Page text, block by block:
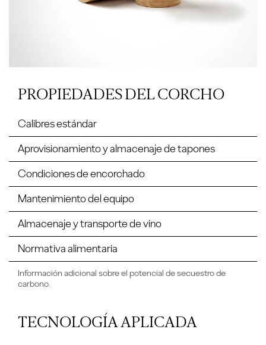
PROPIEDADES DEL CORCHO
Calibres estándar
Aprovisionamiento y almacenaje de tapones
Condiciones de encorchado
Mantenimiento del equipo
Almacenaje y transporte de vino
Normativa alimentaria
Información adicional sobre el potencial de secuestro de
carbono.
TECNOLOGÍA APLICADA